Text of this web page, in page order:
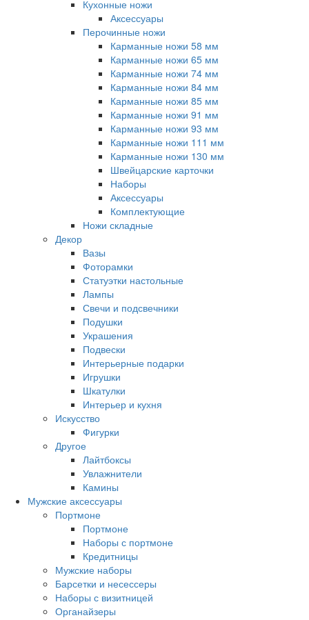
Кухонные ножи
Аксессуары
Перочинные ножи
Карманные ножи 58 мм
Карманные ножи 65 мм
Карманные ножи 74 мм
Карманные ножи 84 мм
Карманные ножи 85 мм
Карманные ножи 91 мм
Карманные ножи 93 мм
Карманные ножи 111 мм
Карманные ножи 130 мм
Швейцарские карточки
Наборы
Аксессуары
Комплектующие
Ножи складные
Декор
Вазы
Фоторамки
Статуэтки настольные
Лампы
Свечи и подсвечники
Подушки
Украшения
Подвески
Интерьерные подарки
Игрушки
Шкатулки
Интерьер и кухня
Искусство
Фигурки
Другое
Лайтбоксы
Увлажнители
Камины
Мужские аксессуары
Портмоне
Портмоне
Наборы с портмоне
Кредитницы
Мужские наборы
Барсетки и несессеры
Наборы с визитницей
Органайзеры